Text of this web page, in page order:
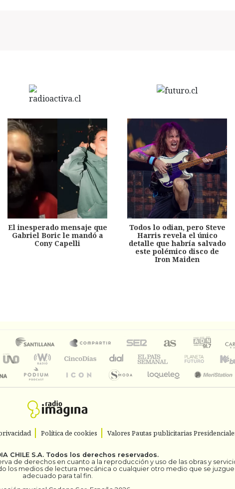
El inesperado mensaje que
Gabriel Boric le mandó a
Cony Capelli
Todos lo odian, pero Steve
Harris revela el único
detalle que habría salvado
este polémico disco de
Iron Maiden
Política de cookies Valores Pautas publicitarias
CHILE S.A. Todos los derechos reservados.
de derechos en cuanto a la reproducción y uso de las obras y
los medios de lectura mecánica o cualquier otro medio que se juzgue
adecuado para tal fin.